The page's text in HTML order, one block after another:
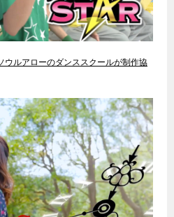
ウルアローのダンススクールが制作協